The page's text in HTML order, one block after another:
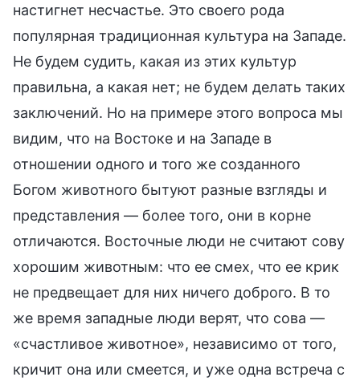
настигнет несчастье. Это своего рода
популярная традиционная культура на Западе.
Не будем судить, какая из этих культур
правильна, а какая нет; не будем делать таких
заключений. Но на примере этого вопроса мы
видим, что на Востоке и на Западе в
отношении одного и того же созданного
Богом животного бытуют разные взгляды и
представления — более того, они в корне
отличаются. Восточные люди не считают сову
хорошим животным: что ее смех, что ее крик
не предвещает для них ничего доброго. В то
же время западные люди верят, что сова —
«счастливое животное», независимо от того,
кричит она или смеется, и уже одна встреча с